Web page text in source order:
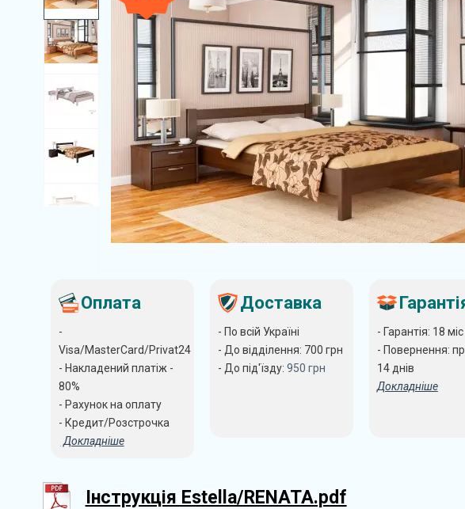
Оплата
-
Visa/MasterCard/Privat24
- Накладений платіж -
80%
- Рахунок на оплату
- Кредит/Розстрочка
Докладніше
Доставка
- По всій Україні
- До відділення: 700 грн
- До під'їзду: 950 грн
- Гарантія: 18 міс
- Повернення:
14 днів
Докладніше
Інструкція Estella/RENATA.pdf